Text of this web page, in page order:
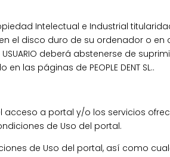
Intelectual e Industrial titularidad
el disco duro de su ordenador o
deberá abstenerse de
las páginas de PEOPLE DENT SL..
el acceso a portal y/o los servicios
de Uso del portal.
de Uso del portal, así como